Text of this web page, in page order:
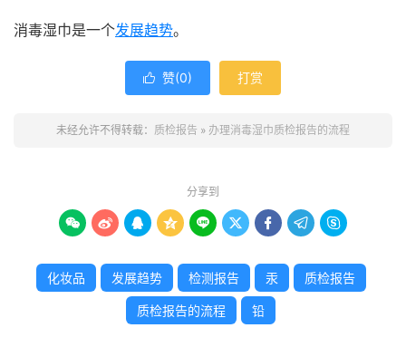
消毒湿巾是一个发展趋势。
 赞(0) 打赏
未经允许不得转载： 质检报告 » 办理消毒湿巾质检报告的流程
分享到
        
化妆品 发展趋势 检测报告 汞 质检报告
质检报告的流程 铅